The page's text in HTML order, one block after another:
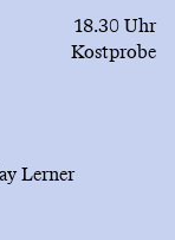
18.30 Uhr
Kostprobe
Lerner